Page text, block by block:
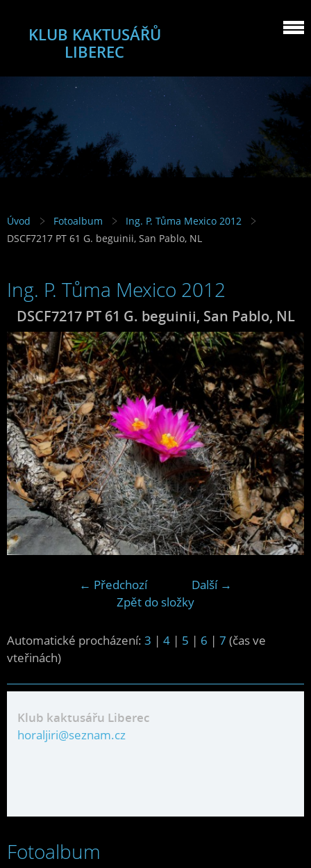
KLUB KAKTUSÁŘŮ
LIBEREC
Úvod Fotoalbum
Ing. P. Tůma Mexico 2012
DSCF7217 PT 61 G. beguinii, San Pablo, NL
Ing. P. Tůma Mexico 2012
DSCF7217 PT 61 G. beguinii, San Pablo, NL
← Předchozí
Další →
Zpět do složky
Automatické procházení: 3 | 4 | 5 | 6 | 7 (čas ve
vteřinách)
Klub kaktusářu Liberec
horaljiri@seznam.cz
Fotoalbum